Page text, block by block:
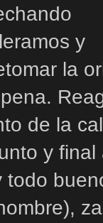
y
la
de la
y
todo